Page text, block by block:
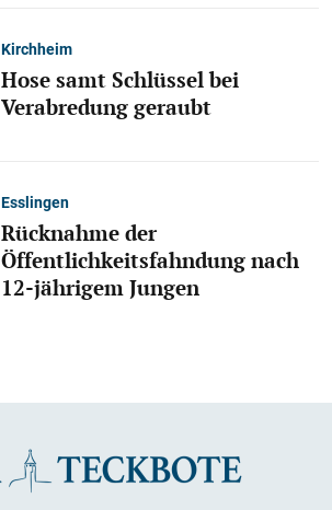
Kirchheim
Hose samt Schlüssel bei
Verabredung geraubt
Esslingen
Rücknahme der
Öffentlichkeitsfahndung nach
12-jährigem Jungen